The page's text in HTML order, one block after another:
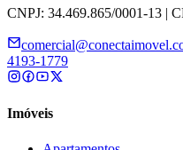
CNPJ: 34.469.865/0001-13 |
4193-1779
Imóveis